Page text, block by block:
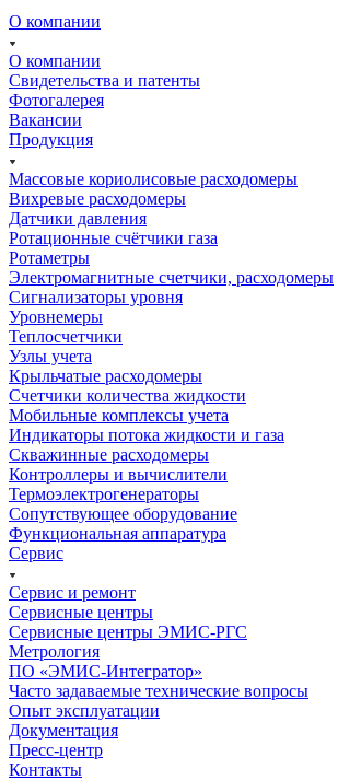
О компании
О компании
Свидетельства и патенты
Фотогалерея
Вакансии
Продукция
Массовые кориолисовые расходомеры
Вихревые расходомеры
Датчики давления
Ротационные счётчики газа
Ротаметры
Электромагнитные счетчики, расходомеры
Сигнализаторы уровня
Уровнемеры
Теплосчетчики
Узлы учета
Крыльчатые расходомеры
Счетчики количества жидкости
Мобильные комплексы учета
Индикаторы потока жидкости и газа
Скважинные расходомеры
Контроллеры и вычислители
Термоэлектрогенераторы
Сопутствующее оборудование
Функциональная аппаратура
Сервис
Сервис и ремонт
Сервисные центры
Сервисные центры ЭМИС-РГС
Метрология
ПО «ЭМИС-Интегратор»
Часто задаваемые технические вопросы
Опыт эксплуатации
Документация
Пресс-центр
Контакты